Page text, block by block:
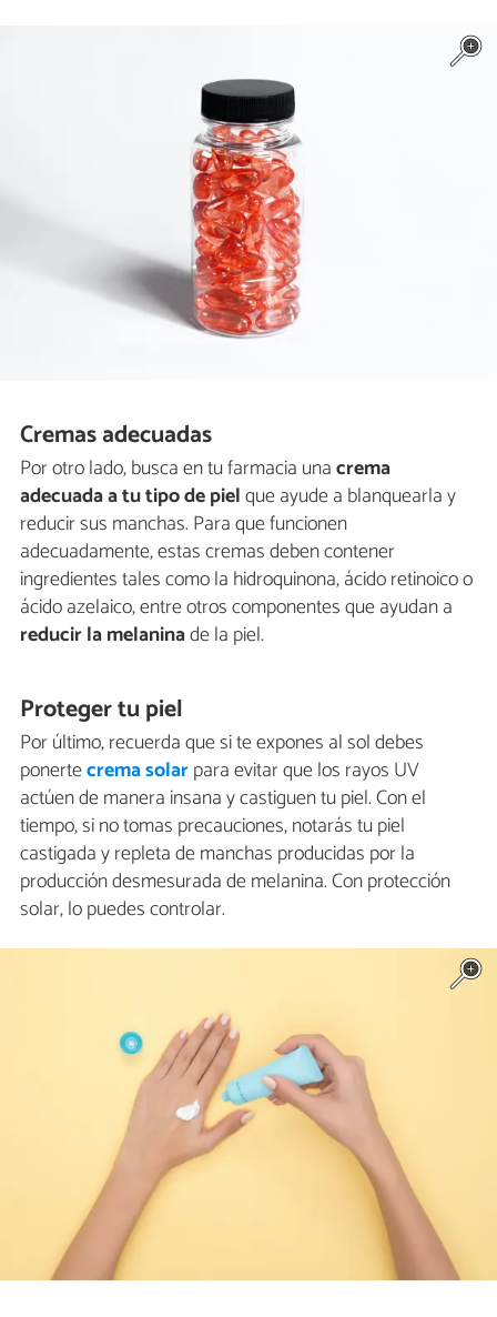
Cremas adecuadas
Por otro lado, busca en tu farmacia unacrema
adecuada a tu tipo de pielque ayude a blanquearla y
reducir sus manchas. Para que funcionen
adecuadamente, estas cremas deben contener
ingredientes tales como la hidroquinona, ácido retinoico o
ácido azelaico, entre otros componentes que ayudan a
reducir la melaninade la piel.
Proteger tu piel
Por último, recuerda que si te expones al sol debes
ponertecrema solarpara evitar que los rayos UV
actúen de manera insana y castiguen tu piel. Con el
tiempo, si no tomas precauciones, notarás tu piel
castigada y repleta de manchas producidas por la
producción desmesurada de melanina. Con protección
solar, lo puedes controlar.